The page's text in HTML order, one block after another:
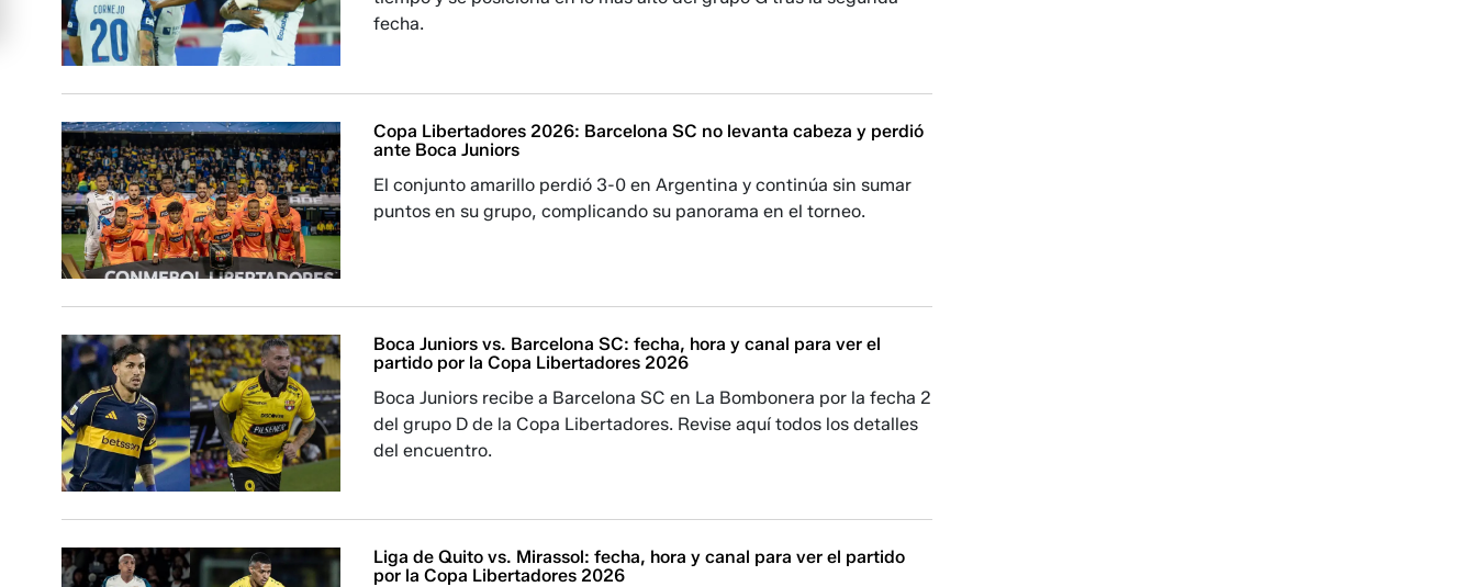
fecha.
Copa Libertadores 2026: Barcelona SC no levanta cabeza y perdió
ante Boca Juniors
El conjunto amarillo perdió 3-0 en Argentina y continúa sin sumar
puntos en su grupo, complicando su panorama en el torneo.
Boca Juniors vs. Barcelona SC: fecha, hora y canal para ver el
partido por la Copa Libertadores 2026
Boca Juniors recibe a Barcelona SC en La Bombonera por la fecha 2
del grupo D de la Copa Libertadores. Revise aquí todos los detalles
del encuentro.
Liga de Quito vs. Mirassol: fecha, hora y canal para ver el partido
por la Copa Libertadores 2026